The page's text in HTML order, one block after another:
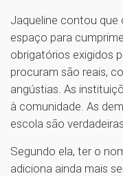
Jaqueline contou que
espaço para
obrigatórios exigidos
procuram são reais,
angústias. As
à comunidade. As
escola são
Segundo ela, ter o
adiciona ainda mais